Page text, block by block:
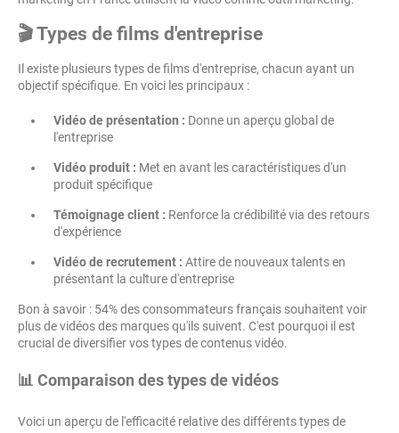
🎬 Types de films d'entreprise
Il existe plusieurs types de films d'entreprise, chacun ayant un
objectif spécifique. En voici les principaux :
Vidéo de présentation : Donne un aperçu global de
l'entreprise
Vidéo produit : Met en avant les caractéristiques d'un
produit spécifique
Témoignage client : Renforce la crédibilité via des retours
d'expérience
Vidéo de recrutement : Attire de nouveaux talents en
présentant la culture d'entreprise
Bon à savoir : 54% des consommateurs français souhaitent voir
plus de vidéos des marques qu'ils suivent. C'est pourquoi il est
crucial de diversifier vos types de contenus vidéo.
📊 Comparaison des types de vidéos
Voici un aperçu de l'efficacité relative des différents types de